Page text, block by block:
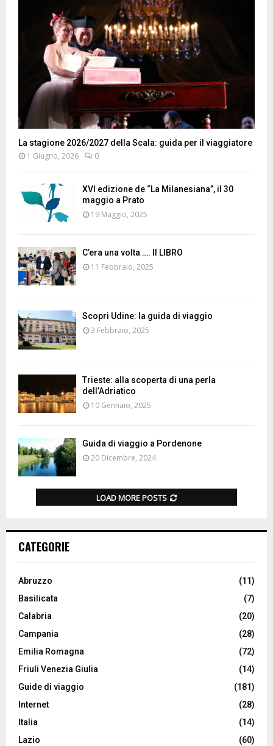
La stagione 2026/2027 della Scala: guida per il viaggiatore
1 Giugno, 2026 0
XVI edizione de “La Milanesiana”, il 30
maggio a Prato
19 Maggio, 2025
C’era una volta …. Il LIBRO
11 Febbraio, 2025
Scopri Udine: la guida di viaggio
3 Febbraio, 2025
Trieste: alla scoperta di una perla
dell’Adriatico
10 Gennaio, 2025
Guida di viaggio a Pordenone
20 Dicembre, 2024
LOAD MORE POSTS
CATEGORIE
Abruzzo
(11)
Basilicata
(7)
Calabria
(20)
Campania
(28)
Emilia Romagna
(72)
Friuli Venezia Giulia
(14)
Guide di viaggio
(181)
Internet
(28)
Italia
(14)
Lazio
(60)